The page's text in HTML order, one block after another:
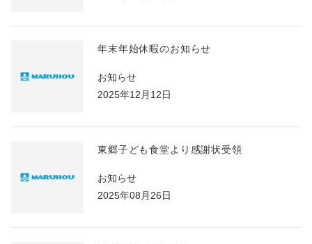
年末年始休暇のお知らせ
お知らせ
2025年12月12日
東郷子ども食堂より感謝状受領
お知らせ
2025年08月26日